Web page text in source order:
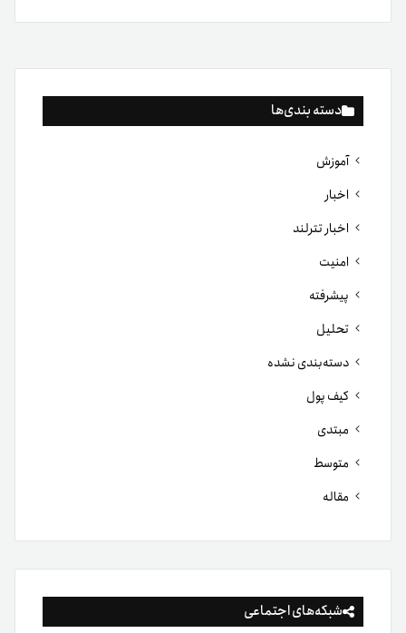
دسته بندی‌ها
آموزش
اخبار
اخبار تترلند
امنیت
پیشرفته
تحلیل
دسته‌بندی نشده
کیف پول
مبتدی
متوسط
مقاله
شبکه‌های اجتماعی